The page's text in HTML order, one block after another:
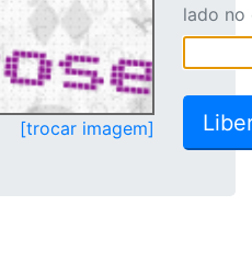
[trocar imagem]
lado no